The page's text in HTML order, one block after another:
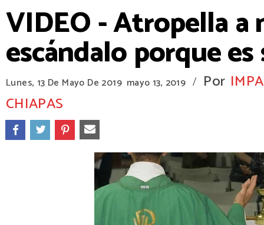
VIDEO - Atropella a
escándalo porque
Lunes, 13 De Mayo De 2019 mayo 13, 2019 / Por
CHIAPAS